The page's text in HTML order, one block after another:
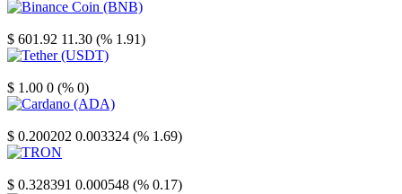
$ 601.92 11.30 (% 1.91)
$ 1.00 0 (% 0)
$ 0.200202 0.003324 (% 1.69)
$ 0.328391 0.000548 (% 0.17)